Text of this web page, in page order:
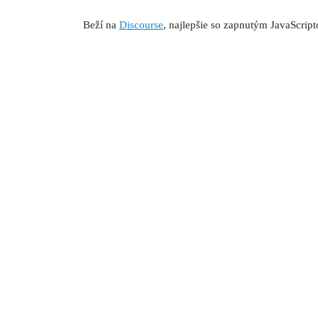
Beží na Discourse, najlepšie so zapnutým